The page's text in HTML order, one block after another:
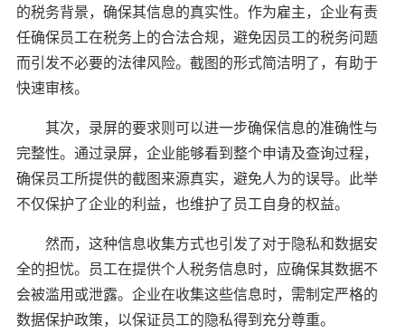
的税务背景，确保其信息的真实性。作为雇主，企业有责
任确保员工在税务上的合法合规，避免因员工的税务问题
而引发不必要的法律风险。截图的形式简洁明了，有助于
快速审核。
其次，录屏的要求则可以进一步确保信息的准确性与
完整性。通过录屏，企业能够看到整个申请及查询过程，
确保员工所提供的截图来源真实，避免人为的误导。此举
不仅保护了企业的利益，也维护了员工自身的权益。
然而，这种信息收集方式也引发了对于隐私和数据安
全的担忧。员工在提供个人税务信息时，应确保其数据不
会被滥用或泄露。企业在收集这些信息时，需制定严格的
数据保护政策，以保证员工的隐私得到充分尊重。